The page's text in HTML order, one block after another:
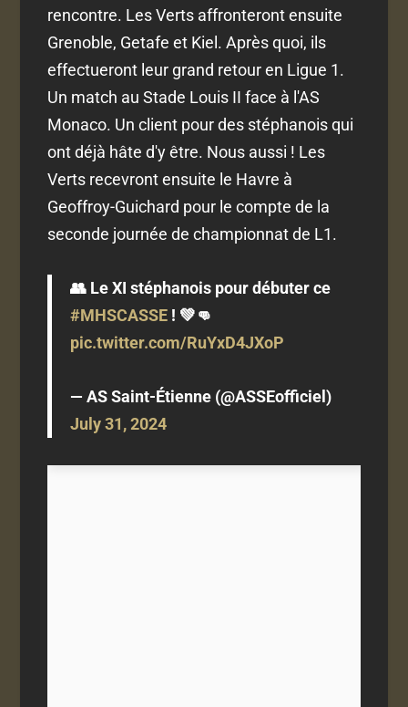
rencontre. Les Verts affronteront ensuite
Grenoble, Getafe et Kiel. Après quoi, ils
effectueront leur grand retour en Ligue 1.
Un match au Stade Louis II face à l'AS
Monaco. Un client pour des stéphanois qui
ont déjà hâte d'y être. Nous aussi ! Les
Verts recevront ensuite le Havre à
Geoffroy-Guichard pour le compte de la
seconde journée de championnat de L1.
👥 Le XI stéphanois pour débuter ce
#MHSCASSE ! 💚👊
pic.twitter.com/RuYxD4JXoP
— AS Saint-Étienne (@ASSEofficiel)
July 31, 2024